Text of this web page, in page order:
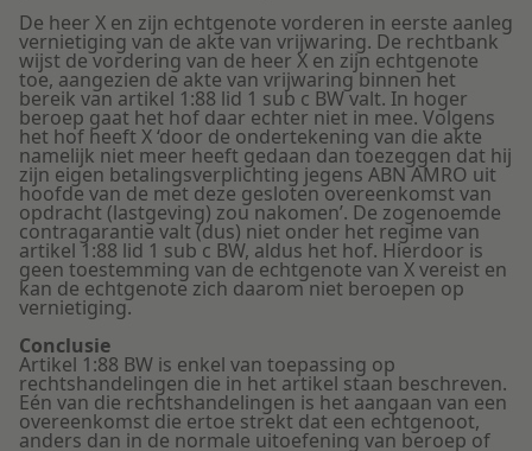
De heer X en zijn echtgenote vorderen in eerste aanleg
vernietiging van de akte van vrijwaring. De rechtbank
wijst de vordering van de heer X en zijn echtgenote
toe, aangezien de akte van vrijwaring binnen het
bereik van artikel 1:88 lid 1 sub c BW valt. In hoger
beroep gaat het hof daar echter niet in mee. Volgens
het hof heeft X ‘door de ondertekening van die akte
namelijk niet meer heeft gedaan dan toezeggen dat hij
zijn eigen betalingsverplichting jegens ABN AMRO uit
hoofde van de met deze gesloten overeenkomst van
opdracht (lastgeving) zou nakomen’. De zogenoemde
contragarantie valt (dus) niet onder het regime van
artikel 1:88 lid 1 sub c BW, aldus het hof. Hierdoor is
geen toestemming van de echtgenote van X vereist en
kan de echtgenote zich daarom niet beroepen op
vernietiging.
Conclusie
Artikel 1:88 BW is enkel van toepassing op
rechtshandelingen die in het artikel staan beschreven.
Eén van die rechtshandelingen is het aangaan van een
overeenkomst die ertoe strekt dat een echtgenoot,
anders dan in de normale uitoefening van beroep of